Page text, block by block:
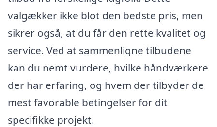
valgækker ikke blot den bedste pris, men
sikrer også, at du får den rette kvalitet og
service. Ved at sammenligne tilbudene
kan du nemt vurdere, hvilke håndværkere
der har erfaring, og hvem der tilbyder de
mest favorable betingelser for dit
specifikke projekt.